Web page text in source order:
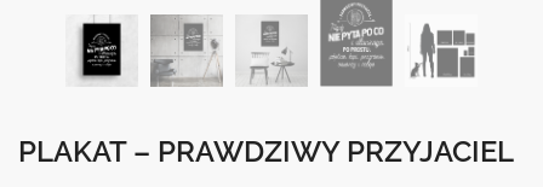
PLAKAT – PRAWDZIWY PRZYJACIEL